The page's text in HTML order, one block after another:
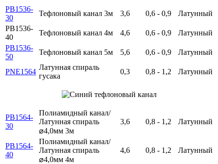
PB1536-
30
Тефлоновый канал 3м 3,6 0,6 - 0,9
Латунный
PB1536-
40
Тефлоновый канал 4м 4,6 0,6 - 0,9
Латунный
PB1536-
50
Тефлоновый канал 5м 5,6 0,6 - 0,9 Латунный
PNE1564
Латунная спираль
гусака
0,3 0,8 - 1,2 Латунный
PB1564-
30
Полиамидный канал/
Латунная спираль
⌀4,0мм 3м
3,6 0,8 - 1,2 Латунный
PB1564-
40
Полиамидный канал/
Латунная спираль
⌀4,0мм 4м
4,6 0,8 - 1,2 Латунный